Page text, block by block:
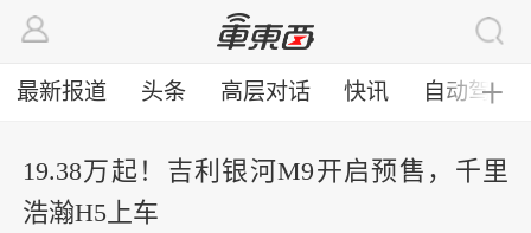
最新报道 头条 高层对话 快讯 自动驾驶
╋
19.38万起！吉利银河M9开启预售，千里
浩瀚H5上车